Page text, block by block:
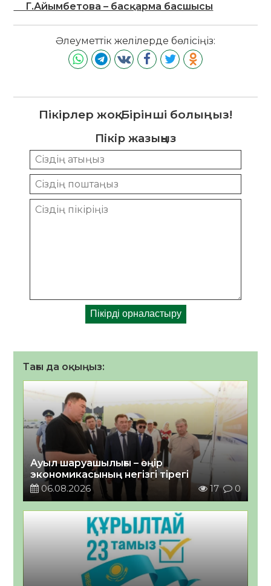
Г.Айымбетова – басқарма басшысы
Әлеуметтік желілерде бөлісіңіз:
Пікірлер жоқ. Бірінші болыңыз!
Пікір жазыңыз
Тағы да оқыңыз:
Ауыл шаруашылығы – өңір
экономикасының негізгі тірегі
06.08.2026
17 0